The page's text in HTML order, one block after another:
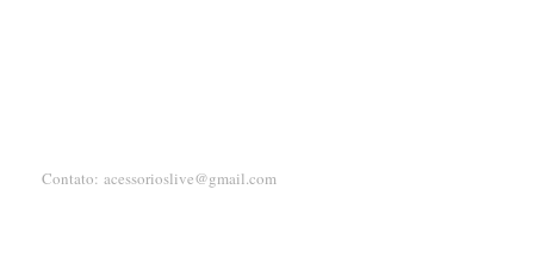
Contato: acessorioslive@gmail.com